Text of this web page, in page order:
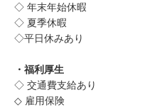
◇ 年末年始休暇
◇ 夏季休暇
◇平日休みあり
・福利厚生
◇ 交通費支給あり
◇ 雇用保険